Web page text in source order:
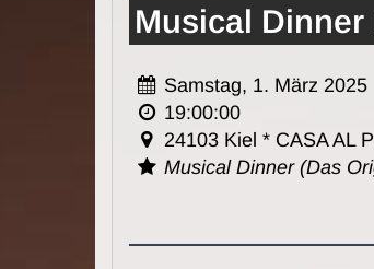
Musical Dinner
Samstag, 1. März 2025
19:00:00
24103 Kiel * CASA AL
Musical Dinner (Das